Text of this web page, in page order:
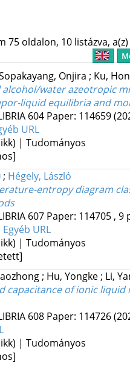
75 oldalon, 10 listázva,
Onjira ; Ku,
water azeotropic
liquid equilibria and
604 Paper: 114659
URL
| Tudományos
; Hégely, László
entropy diagram
607 Paper: 114705 , 9
Egyéb URL
| Tudományos
; Hu, Yongke; Li,
capacitance of ionic
608 Paper: 114726
| Tudományos